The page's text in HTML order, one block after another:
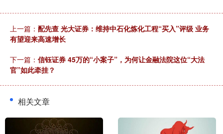
上一篇： 配先查 光大证券：维持中石化炼化工程“买入”评级 业务
有望迎来高速增长
下一篇： 信钰证券 45万的“小案子”，为何让金融法院这位“大法
官”如此牵挂？
相关文章